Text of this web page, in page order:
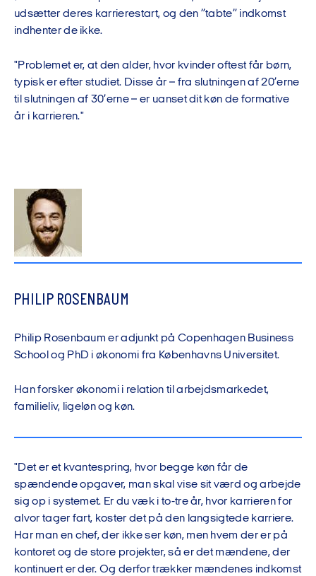
udsætter deres karrierestart, og den ”tabte” indkomst
indhenter de ikke.
"Problemet er, at den alder, hvor kvinder oftest får børn,
typisk er efter studiet. Disse år – fra slutningen af 20’erne
til slutningen af 30’erne – er uanset dit køn de formative
år i karrieren."
PHILIP ROSENBAUM
Philip Rosenbaum er adjunkt på Copenhagen Business
School og PhD i økonomi fra Københavns Universitet.
Han forsker økonomi i relation til arbejdsmarkedet,
familieliv, ligeløn og køn.
"Det er et kvantespring, hvor begge køn får de
spændende opgaver, man skal vise sit værd og arbejde
sig op i systemet. Er du væk i to-tre år, hvor karrieren for
alvor tager fart, koster det på den langsigtede karriere.
Har man en chef, der ikke ser køn, men hvem der er på
kontoret og de store projekter, så er det mændene, der
kontinuert er der. Og derfor trækker mændenes indkomst